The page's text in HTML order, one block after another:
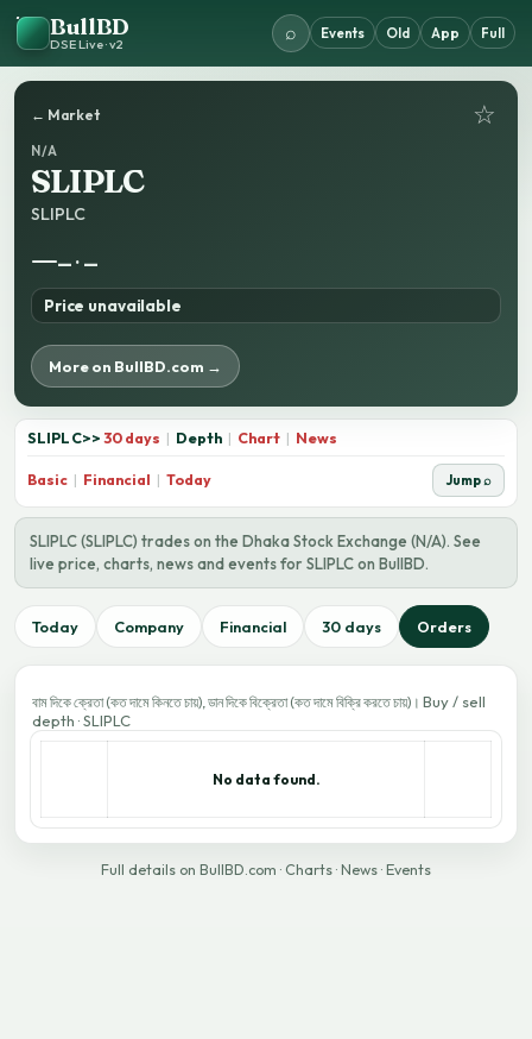
BullBD
DSE Live · v2
⌕ Events Old App Full
← Market ☆
N/A
SLIPLC
SLIPLC
—— · —
Price unavailable
More on BullBD.com →
SLIPLC>> 30 days | Depth | Chart | News
Basic | Financial | Today Jump ⌕
SLIPLC (SLIPLC) trades on the Dhaka Stock Exchange (N/A). See
live price, charts, news and events for SLIPLC on BullBD.
Today Company Financial 30 days Orders
বাম দিকে ক্রেতা (কত দামে কিনতে চায়), ডান দিকে বিক্রেতা (কত দামে বিক্রি করতে চায়)। Buy / sell
depth · SLIPLC
No data found.
Full details on BullBD.com · Charts · News · Events